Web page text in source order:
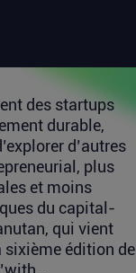
des startups
durable,
d’autres
plus
et moins
du capital-
qui vient
sixième édition de